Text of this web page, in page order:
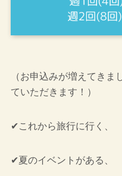
（お申込みが増えてき
ていただきます！）
✔これから旅行に行く、
✔夏のイベントがある、